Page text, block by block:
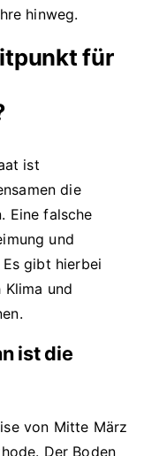
hinweg.
für
ist
die
Eine falsche
und
gibt hierbei
Klima und
ist die
von Mitte März
Der Boden